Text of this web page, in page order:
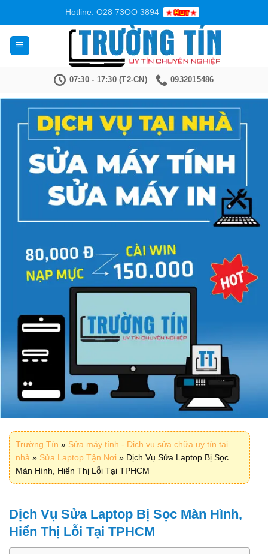
nội
dung
Hotline: O28 73OO 3894
07:30 - 17:30 (T2-CN) 0932015486
Trường Tín » Sửa máy tính - Dịch vụ sửa chữa uy tín tại
nhà » Sửa Laptop Tận Nơi » Dịch Vụ Sửa Laptop Bị Sọc
Màn Hình, Hiển Thị Lỗi Tại TPHCM
Dịch Vụ Sửa Laptop Bị Sọc Màn Hình,
Hiển Thị Lỗi Tại TPHCM